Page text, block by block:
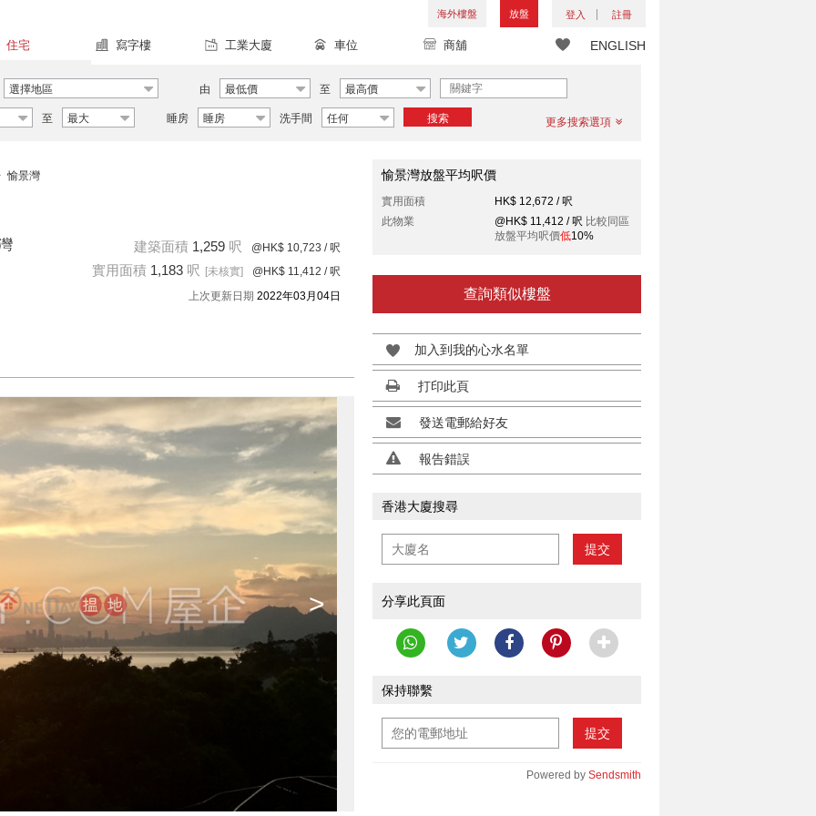
海外樓盤 放盤 登入 註冊
ENGLISH
住宅 寫字樓 工業大廈 車位 商舖
選擇地區 由 最低價 至 最高價
至 最大 睡房 睡房 洗手間 任何 搜索 更多搜索選項
愉景灣
建築面積 1,259 呎 @HK$ 10,723 / 呎
實用面積 1,183 呎 [未核實] @HK$ 11,412 / 呎
上次更新日期 2022年03月04日
>
愉景灣放盤平均呎價
實用面積
HK$ 12,672 / 呎
此物業
@HK$ 11,412 / 呎 比較同區
放盤平均呎價低10%
查詢類似樓盤
加入到我的心水名單
打印此頁
發送電郵給好友
報告錯誤
香港大廈搜尋
提交
分享此頁面
保持聯繫
提交
Powered by Sendsmith